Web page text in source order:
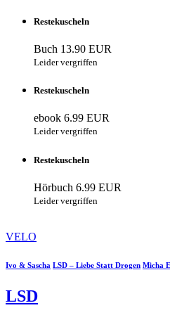
Restekuscheln
Buch 13.90 EUR
Leider vergriffen
Restekuscheln
ebook 6.99 EUR
Leider vergriffen
Restekuscheln
Hörbuch 6.99 EUR
Leider vergriffen
VELO
Ivo & Sascha LSD – Liebe Statt Drogen Micha
LSD